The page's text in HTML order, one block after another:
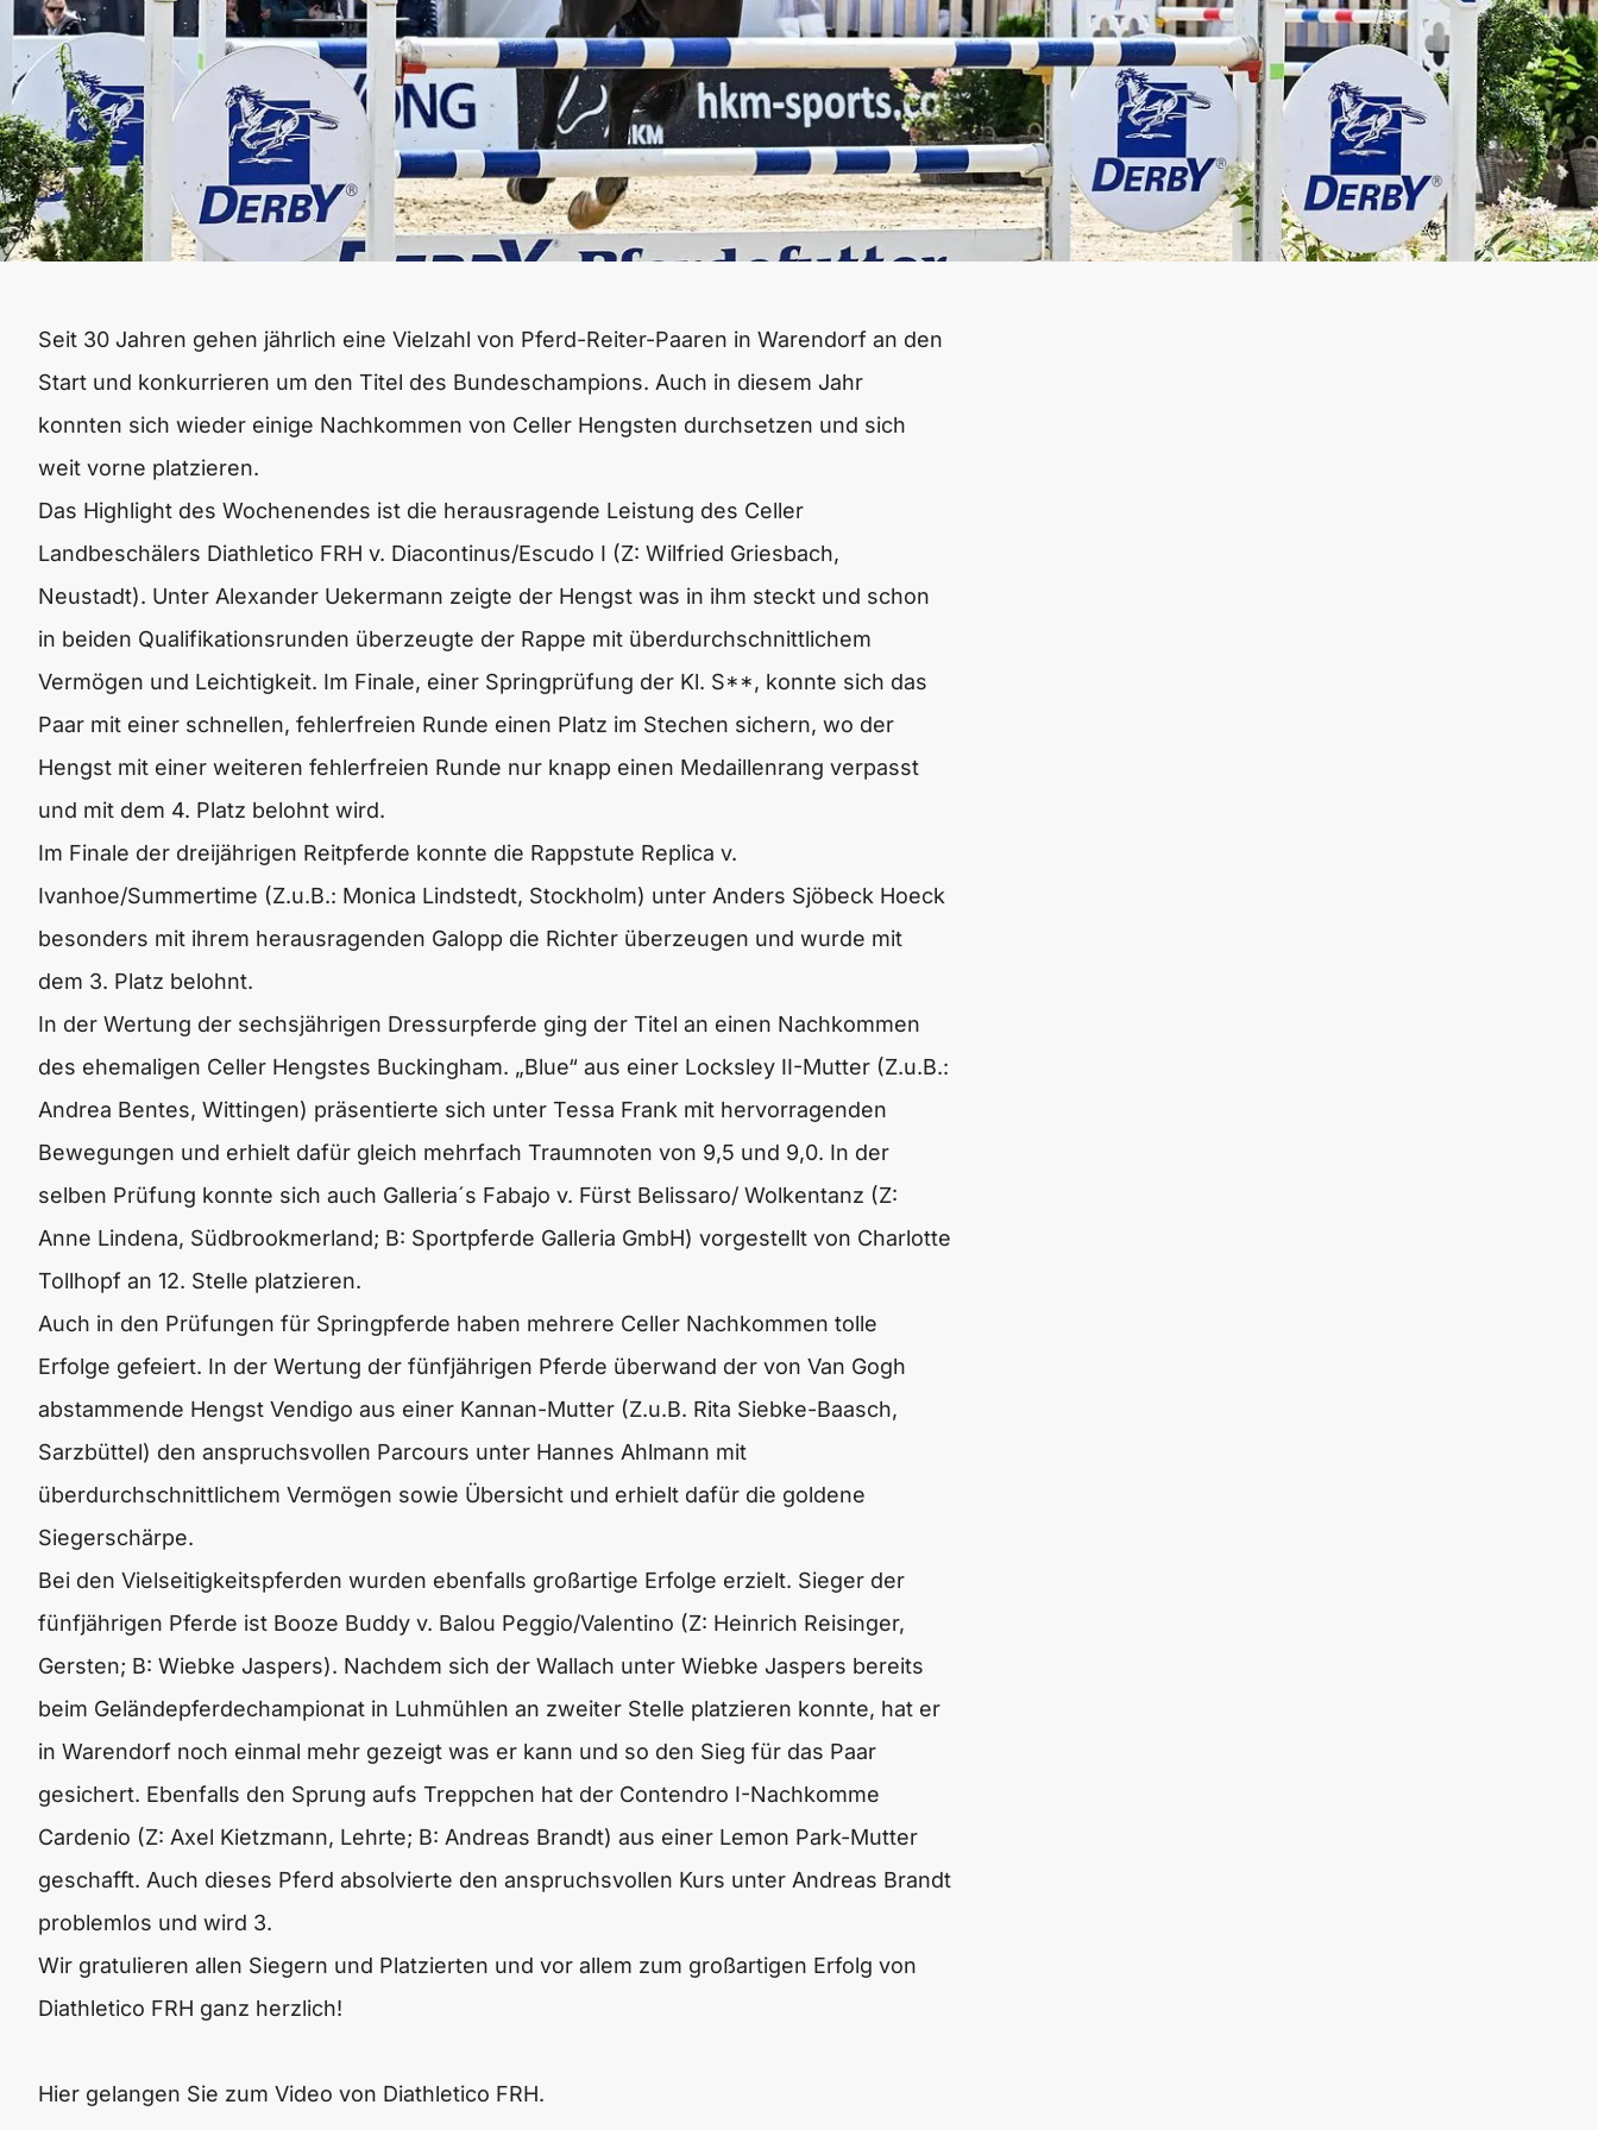
Seit 30 Jahren gehen jährlich eine Vielzahl von Pferd-Reiter-Paaren in Warendorf an den
Start und konkurrieren um den Titel des Bundeschampions. Auch in diesem Jahr
konnten sich wieder einige Nachkommen von Celler Hengsten durchsetzen und sich
weit vorne platzieren.
Das Highlight des Wochenendes ist die herausragende Leistung des Celler
Landbeschälers Diathletico FRH v. Diacontinus/Escudo I (Z: Wilfried Griesbach,
Neustadt). Unter Alexander Uekermann zeigte der Hengst was in ihm steckt und schon
in beiden Qualifikationsrunden überzeugte der Rappe mit überdurchschnittlichem
Vermögen und Leichtigkeit. Im Finale, einer Springprüfung der Kl. S**, konnte sich das
Paar mit einer schnellen, fehlerfreien Runde einen Platz im Stechen sichern, wo der
Hengst mit einer weiteren fehlerfreien Runde nur knapp einen Medaillenrang verpasst
und mit dem 4. Platz belohnt wird.
Im Finale der dreijährigen Reitpferde konnte die Rappstute Replica v.
Ivanhoe/Summertime (Z.u.B.: Monica Lindstedt, Stockholm) unter Anders Sjöbeck Hoeck
besonders mit ihrem herausragenden Galopp die Richter überzeugen und wurde mit
dem 3. Platz belohnt.
In der Wertung der sechsjährigen Dressurpferde ging der Titel an einen Nachkommen
des ehemaligen Celler Hengstes Buckingham. „Blue“ aus einer Locksley II-Mutter (Z.u.B.:
Andrea Bentes, Wittingen) präsentierte sich unter Tessa Frank mit hervorragenden
Bewegungen und erhielt dafür gleich mehrfach Traumnoten von 9,5 und 9,0. In der
selben Prüfung konnte sich auch Galleria´s Fabajo v. Fürst Belissaro/ Wolkentanz (Z:
Anne Lindena, Südbrookmerland; B: Sportpferde Galleria GmbH) vorgestellt von Charlotte
Tollhopf an 12. Stelle platzieren.
Auch in den Prüfungen für Springpferde haben mehrere Celler Nachkommen tolle
Erfolge gefeiert. In der Wertung der fünfjährigen Pferde überwand der von Van Gogh
abstammende Hengst Vendigo aus einer Kannan-Mutter (Z.u.B. Rita Siebke-Baasch,
Sarzbüttel) den anspruchsvollen Parcours unter Hannes Ahlmann mit
überdurchschnittlichem Vermögen sowie Übersicht und erhielt dafür die goldene
Siegerschärpe.
Bei den Vielseitigkeitspferden wurden ebenfalls großartige Erfolge erzielt. Sieger der
fünfjährigen Pferde ist Booze Buddy v. Balou Peggio/Valentino (Z: Heinrich Reisinger,
Gersten; B: Wiebke Jaspers). Nachdem sich der Wallach unter Wiebke Jaspers bereits
beim Geländepferdechampionat in Luhmühlen an zweiter Stelle platzieren konnte, hat er
in Warendorf noch einmal mehr gezeigt was er kann und so den Sieg für das Paar
gesichert. Ebenfalls den Sprung aufs Treppchen hat der Contendro I-Nachkomme
Cardenio (Z: Axel Kietzmann, Lehrte; B: Andreas Brandt) aus einer Lemon Park-Mutter
geschafft. Auch dieses Pferd absolvierte den anspruchsvollen Kurs unter Andreas Brandt
problemlos und wird 3.
Wir gratulieren allen Siegern und Platzierten und vor allem zum großartigen Erfolg von
Diathletico FRH ganz herzlich!
Hier gelangen Sie zum Video von Diathletico FRH.